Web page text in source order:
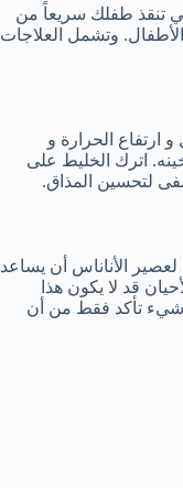
تنقذ طفلك سريعاً من
وتشمل العلاجات
ارتفاع الحرارة و
اترك الخليط على
لتحسين المذاق.
الأناناس أن يساعد
قد لا يكون هذا
شيء تأكد فقط من أن